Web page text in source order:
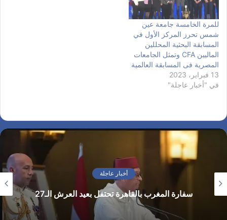
للمرة الخامسة جامعة عين
شمس تحرز المركز الأول في
المسابقة البحثية المحللين
الماليين CFA وتمثل الجامعات
المصرية فى المسابقة العالمية
13 فبراير، 2023
في "أخبار عاجلة"
أخبار عاجلة
سفارة المغرب بالقاهرة تحتفل بعيد العرش الـ27